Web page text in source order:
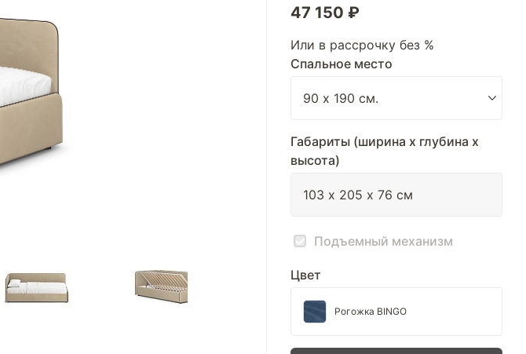
47 150 ₽
Или в рассрочку без %
Спальное место
Габариты (ширина х глубина х
высота)
Подъемный механизм
Цвет
Рогожка BINGO